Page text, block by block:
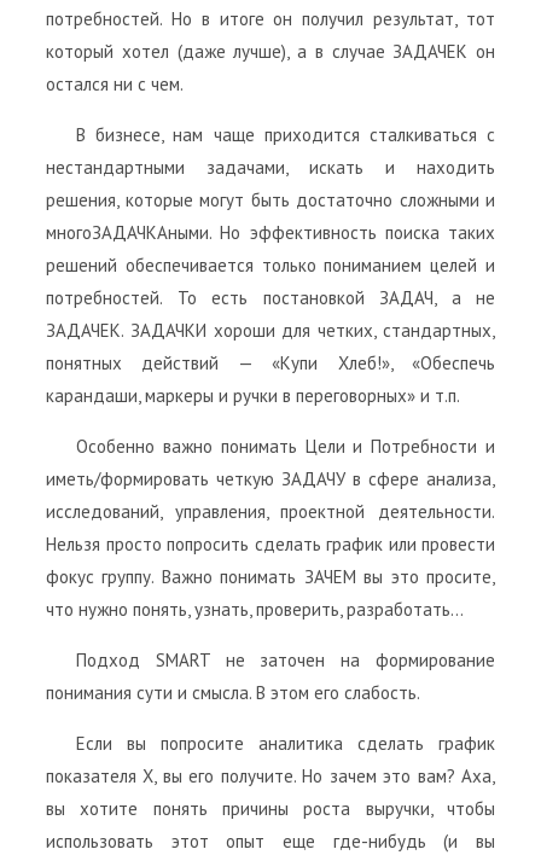
потребностей. Но в итоге он получил результат, тот
который хотел (даже лучше), а в случае ЗАДАЧЕК он
остался ни с чем.
В бизнесе, нам чаще приходится сталкиваться с
нестандартными задачами, искать и находить
решения, которые могут быть достаточно сложными и
многоЗАДАЧКАными. Но эффективность поиска таких
решений обеспечивается только пониманием целей и
потребностей. То есть постановкой ЗАДАЧ, а не
ЗАДАЧЕК. ЗАДАЧКИ хороши для четких, стандартных,
понятных действий — «Купи Хлеб!», «Обеспечь
карандаши, маркеры и ручки в переговорных» и т.п.
Особенно важно понимать Цели и Потребности и
иметь/формировать четкую ЗАДАЧУ в сфере анализа,
исследований, управления, проектной деятельности.
Нельзя просто попросить сделать график или провести
фокус группу. Важно понимать ЗАЧЕМ вы это просите,
что нужно понять, узнать, проверить, разработать…
Подход SMART не заточен на формирование
понимания сути и смысла. В этом его слабость.
Если вы попросите аналитика сделать график
показателя Х, вы его получите. Но зачем это вам? Аха,
вы хотите понять причины роста выручки, чтобы
использовать этот опыт еще где-нибудь (и вы